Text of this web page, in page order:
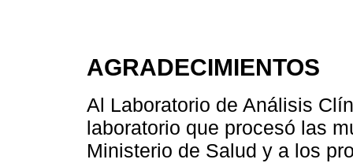
AGRADECIMIENTOS
Al Laboratorio de Análisis
laboratorio que procesó las
Ministerio de Salud y a los